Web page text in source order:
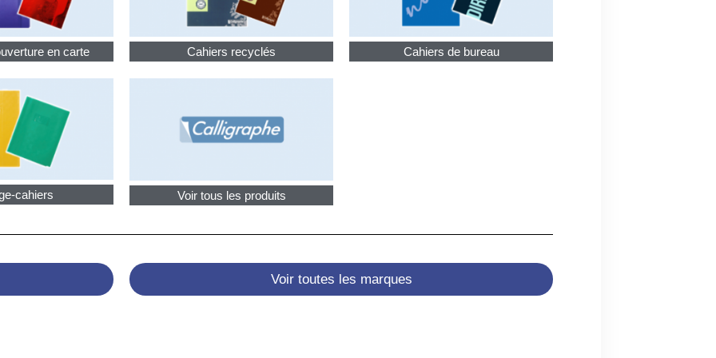
en carte Cahiers recyclés Cahiers de bureau
cahiers Voir tous les produits
Voir toutes les marques